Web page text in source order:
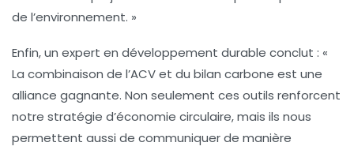
de l’environnement. »
Enfin, un expert en développement durable conclut : «
La combinaison de l’ACV et du bilan carbone est une
alliance gagnante. Non seulement ces outils renforcent
notre stratégie d’économie circulaire, mais ils nous
permettent aussi de communiquer de manière